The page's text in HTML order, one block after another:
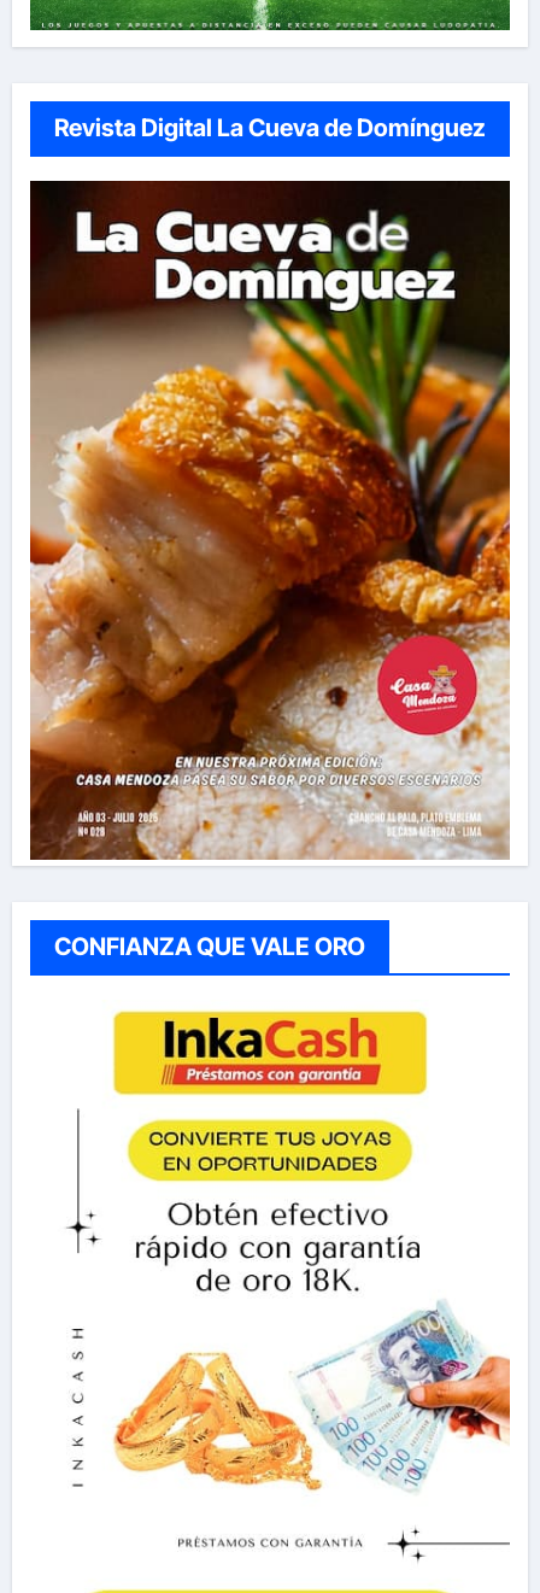
Revista Digital La Cueva de Domínguez
CONFIANZA QUE VALE ORO